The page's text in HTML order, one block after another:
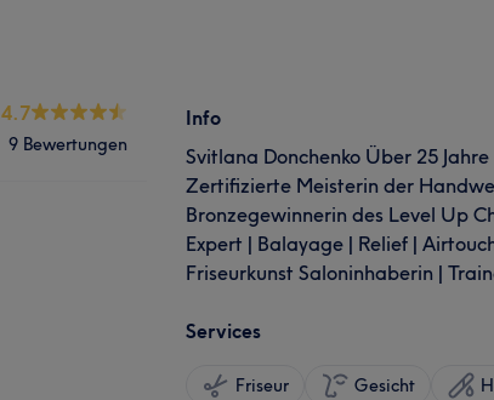
4.7
9 Bewertungen
Info
Svitlana Donchenko Über 25
Zertifizierte Meisterin der
Bronzegewinnerin des Level Up
Expert | Balayage | Relief |
Friseurkunst Saloninhaberin |
Services
Friseur Gesicht